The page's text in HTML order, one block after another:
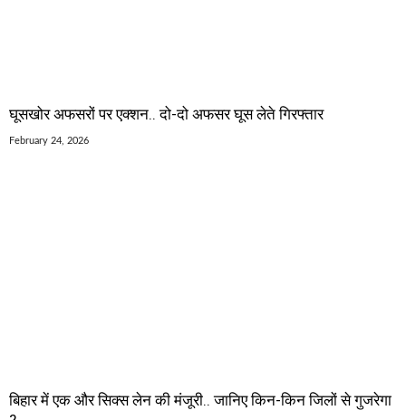
घूसखोर अफसरों पर एक्शन.. दो-दो अफसर घूस लेते गिरफ्तार
February 24, 2026
बिहार में एक और सिक्स लेन की मंजूरी.. जानिए किन-किन जिलों से गुजरेगा